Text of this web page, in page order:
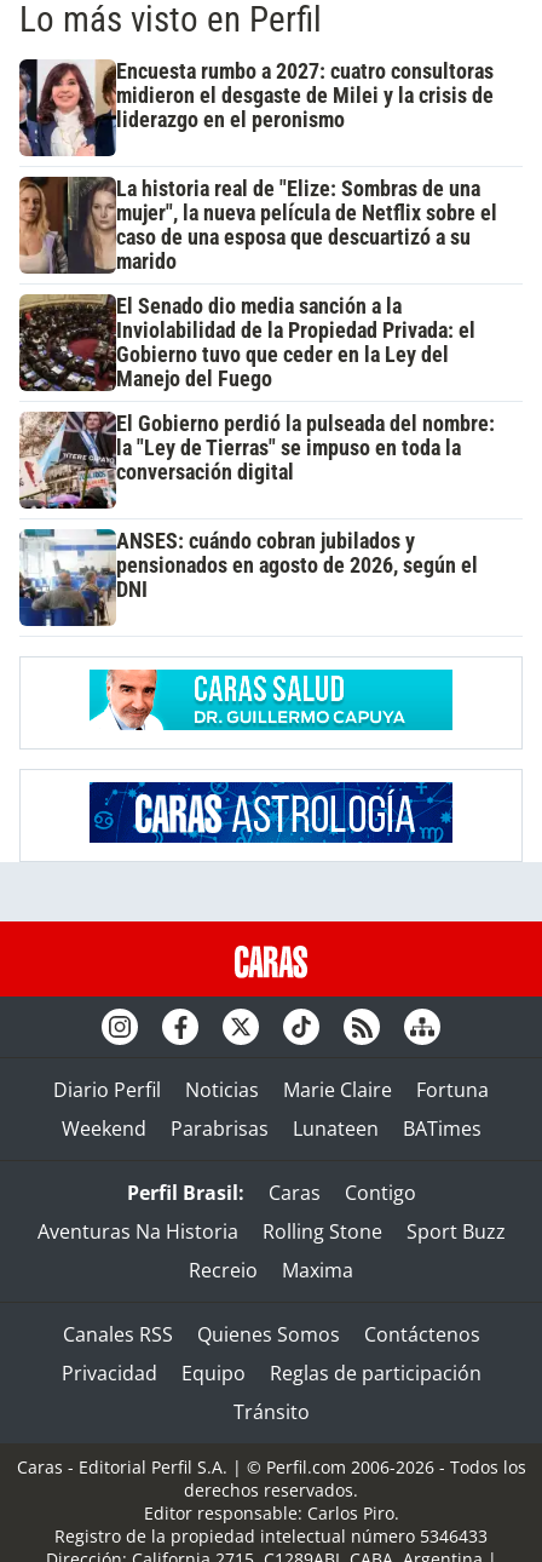
Lo más visto en Perfil
Encuesta rumbo a 2027: cuatro consultoras
midieron el desgaste de Milei y la crisis de
liderazgo en el peronismo
La historia real de "Elize: Sombras de una
mujer", la nueva película de Netflix sobre el
caso de una esposa que descuartizó a su
marido
El Senado dio media sanción a la
Inviolabilidad de la Propiedad Privada: el
Gobierno tuvo que ceder en la Ley del
Manejo del Fuego
El Gobierno perdió la pulseada del nombre:
la "Ley de Tierras" se impuso en toda la
conversación digital
ANSES: cuándo cobran jubilados y
pensionados en agosto de 2026, según el
DNI
Diario Perfil Noticias Marie Claire
Fortuna
Weekend
Parabrisas Lunateen BATimes
Perfil Brasil: Caras
Contigo
Aventuras Na Historia
Rolling Stone
Sport Buzz
Recreio
Maxima
Canales RSS Quienes Somos
Contáctenos
Privacidad
Equipo
Reglas de participación
Tránsito
Caras - Editorial Perfil S.A. | © Perfil.com 2006-2026 - Todos los
derechos reservados.
Editor responsable: Carlos Piro.
Registro de la propiedad intelectual número 5346433